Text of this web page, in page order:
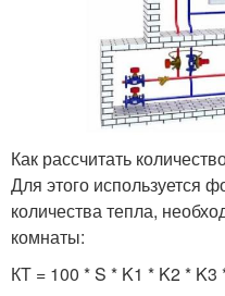
Как рассчитать
Для этого используется
количества тепла,
комнаты:
КТ = 100 * S * K1 * K2 * K3